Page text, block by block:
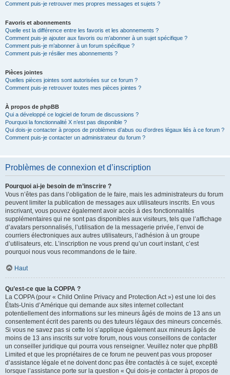
Comment puis-je retrouver mes propres messages et sujets ?
Favoris et abonnements
Quelle est la différence entre les favoris et les abonnements ?
Comment puis-je ajouter aux favoris ou m’abonner à un sujet spécifique ?
Comment puis-je m’abonner à un forum spécifique ?
Comment puis-je résilier mes abonnements ?
Pièces jointes
Quelles pièces jointes sont autorisées sur ce forum ?
Comment puis-je retrouver toutes mes pièces jointes ?
À propos de phpBB
Qui a développé ce logiciel de forum de discussions ?
Pourquoi la fonctionnalité X n’est pas disponible ?
Qui dois-je contacter à propos de problèmes d’abus ou d’ordres légaux liés à ce forum ?
Comment puis-je contacter un administrateur du forum ?
Problèmes de connexion et d’inscription
Pourquoi ai-je besoin de m’inscrire ?
Vous n’êtes pas dans l’obligation de le faire, mais les administrateurs du forum
peuvent limiter la publication de messages aux utilisateurs inscrits. En vous
inscrivant, vous pouvez également avoir accès à des fonctionnalités
supplémentaires qui ne sont pas disponibles aux visiteurs, tels que l’affichage
d’avatars personnalisés, l’utilisation de la messagerie privée, l’envoi de
courriers électroniques aux autres utilisateurs, l’adhésion à un groupe
d’utilisateurs, etc. L’inscription ne vous prend qu’un court instant, c’est
pourquoi nous vous recommandons de le faire.
Haut
Qu’est-ce que la COPPA ?
La COPPA (pour « Child Online Privacy and Protection Act ») est une loi des
États-Unis d’Amérique qui demande aux sites internet collectant
potentiellement des informations sur les mineurs âgés de moins de 13 ans un
consentement écrit des parents ou des tuteurs légaux des mineurs concernés.
Si vous ne savez pas si cette loi s’applique également aux mineurs âgés de
moins de 13 ans inscrits sur votre forum, nous vous conseillons de contacter
un conseiller juridique qui pourra vous renseigner. Veuillez noter que phpBB
Limited et que les propriétaires de ce forum ne peuvent pas vous proposer
d’assistance légale et ne doivent donc pas être contactés à ce sujet, excepté
lorsque l’assistance porte sur la question « Qui dois-je contacter à propos de